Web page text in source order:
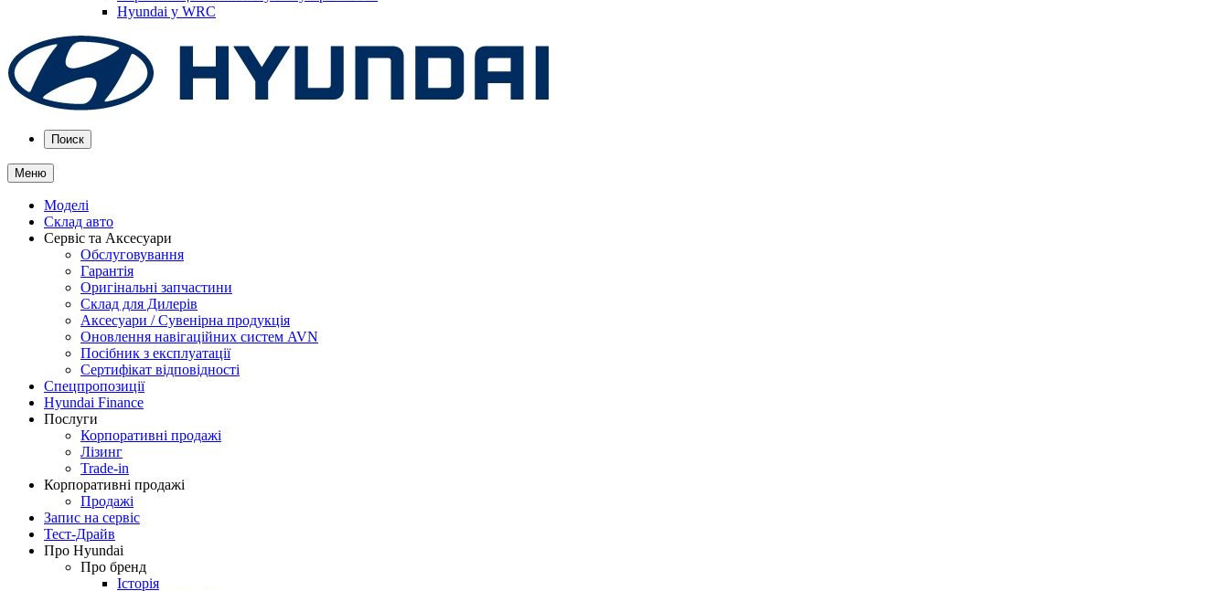
Hyundai у WRC
Поиск
Меню
Моделі
Склад авто
Сервіс та Аксесуари
Обслуговування
Гарантія
Оригінальні запчастини
Склад для Дилерів
Аксесуари / Сувенірна продукція
Оновлення навігаційних систем AVN
Посібник з експлуатації
Сертифікат відповідності
Спецпропозиції
Hyundai Finance
Послуги
Корпоративні продажі
Лізинг
Trade-in
Корпоративні продажі
Продажі
Запис на сервіс
Тест-Драйв
Про Hyundai
Про бренд
Історія